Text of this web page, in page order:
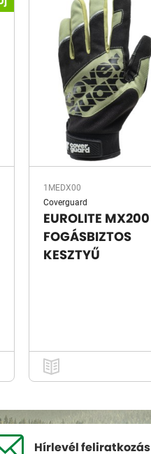
1MEDX00
Coverguard
EUROLITE MX200
FOGÁSBIZTOS
KESZTYŰ
Hírlevél feliratkozás